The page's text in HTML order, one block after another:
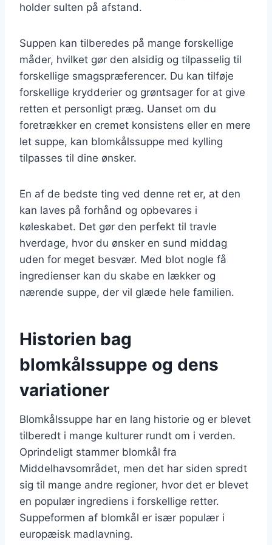
holder sulten på afstand.
Suppen kan tilberedes på mange forskellige
måder, hvilket gør den alsidig og tilpasselig til
forskellige smagspræferencer. Du kan tilføje
forskellige krydderier og grøntsager for at give
retten et personligt præg. Uanset om du
foretrækker en cremet konsistens eller en mere
let suppe, kan blomkålssuppe med kylling
tilpasses til dine ønsker.
En af de bedste ting ved denne ret er, at den
kan laves på forhånd og opbevares i
køleskabet. Det gør den perfekt til travle
hverdage, hvor du ønsker en sund middag
uden for meget besvær. Med blot nogle få
ingredienser kan du skabe en lækker og
nærende suppe, der vil glæde hele familien.
Historien bag
blomkålssuppe og dens
variationer
Blomkålssuppe har en lang historie og er blevet
tilberedt i mange kulturer rundt om i verden.
Oprindeligt stammer blomkål fra
Middelhavsområdet, men det har siden spredt
sig til mange andre regioner, hvor det er blevet
en populær ingrediens i forskellige retter.
Suppeformen af blomkål er især populær i
europæisk madlavning.